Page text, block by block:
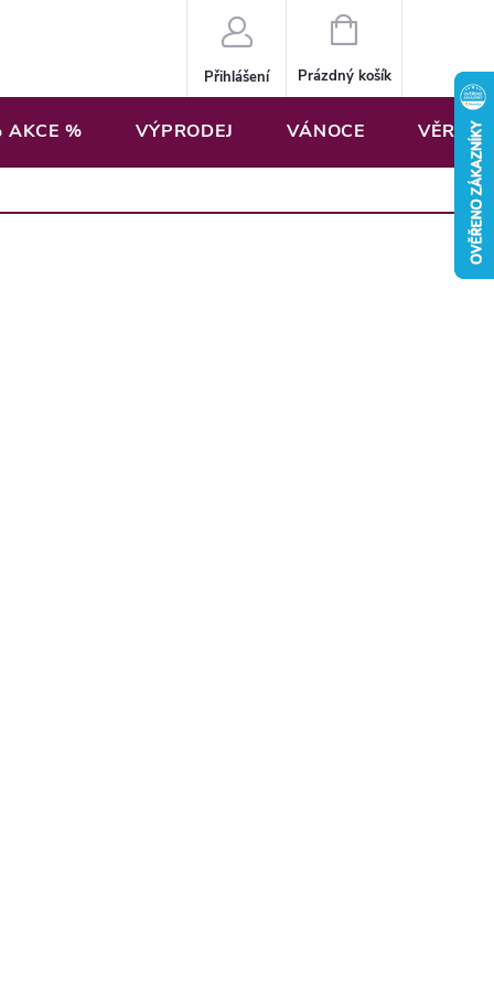
Přihlášení
NÁKUPNÍ
Prázdný košík
AKCE % VÝPRODEJ VÁNOCE